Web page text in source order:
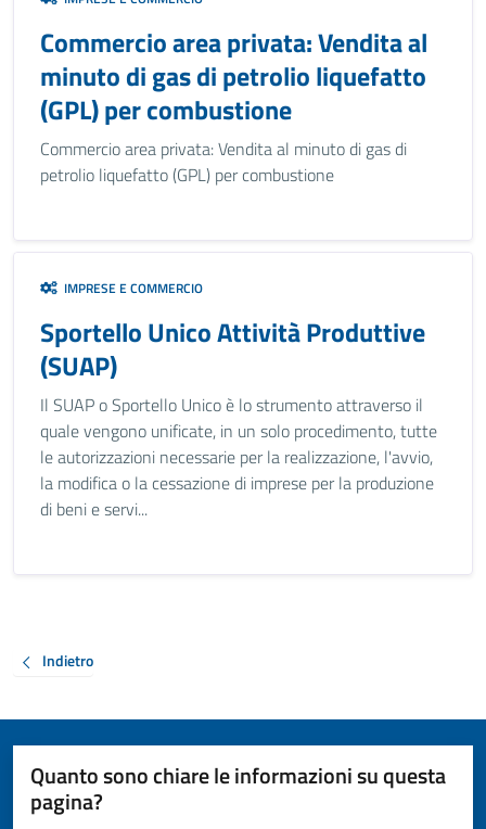
Commercio area privata: Vendita al
minuto di gas di petrolio liquefatto
(GPL) per combustione
Commercio area privata: Vendita al minuto di gas di
petrolio liquefatto (GPL) per combustione
IMPRESE E COMMERCIO
Sportello Unico Attività Produttive
(SUAP)
Il SUAP o Sportello Unico è lo strumento attraverso il
quale vengono unificate, in un solo procedimento, tutte
le autorizzazioni necessarie per la realizzazione, l'avvio,
la modifica o la cessazione di imprese per la produzione
di beni e servi...
Indietro
Quanto sono chiare le informazioni su questa
pagina?